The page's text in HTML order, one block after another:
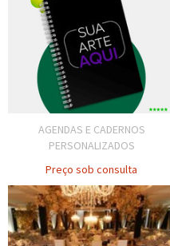
AGENDAS E CADERNOS
PERSONALIZADOS
Preço sob consulta